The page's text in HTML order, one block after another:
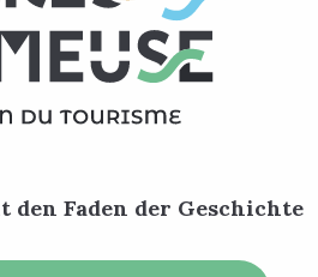
Faden der Geschichte